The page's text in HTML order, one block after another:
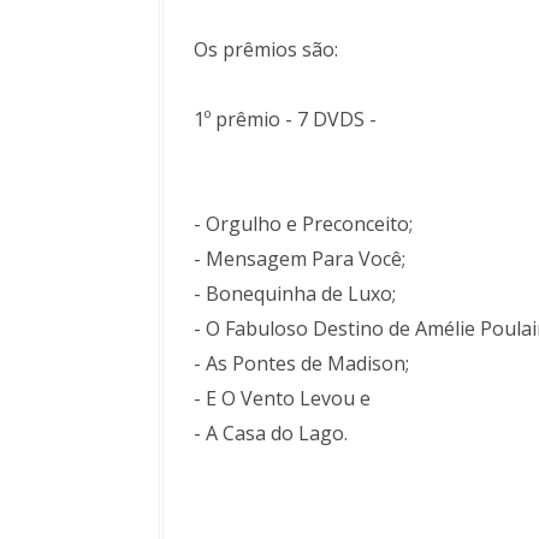
Os prêmios são:
1º prêmio - 7 DVDS -
- Orgulho e Preconceito;
- Mensagem Para Você;
- Bonequinha de Luxo;
- O Fabuloso Destino de Amélie
- As Pontes de Madison;
- E O Vento Levou e
- A Casa do Lago.